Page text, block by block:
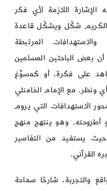
الإشارة اللازمة لأي فكر
الكريم شكّل ويشكّل قاعدة
والاستهدافات المرتبطة
أن بعض الباحثين المسلمين
على فكرة، أو كمسوِّغ
ونظر. مع الإمام الخامنئي
الاستهدافات التي يروم
أطروحته. وهو ينتهج منهج
يستفيد من التفاسير
القرآني.
والتجربة، شارحًا سماحة